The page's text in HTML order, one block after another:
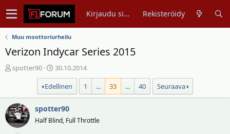
Kirjaudu sisään Rekisteröidy
Muu moottoriurheilu
Verizon Indycar Series 2015
V
s
t
i
k
spotter90
A
l
o
i
t
u
30.10.2014
Edellinen
1 ... 33 ... 40 Seuraava
spotter90
Half Blind, Full Throttle